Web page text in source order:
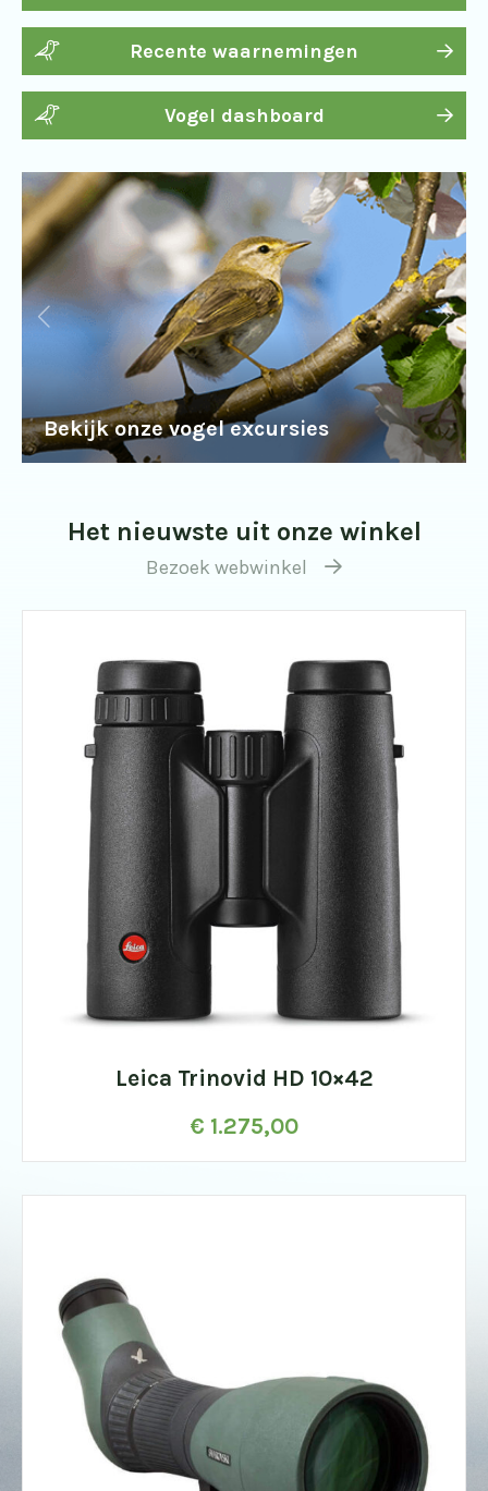
Recente waarnemingen
Vogel dashboard
Bekijk onze vogel excursies
Het nieuwste uit onze winkel
Bezoek webwinkel
Leica Trinovid HD 10×42
€ 1.275,00